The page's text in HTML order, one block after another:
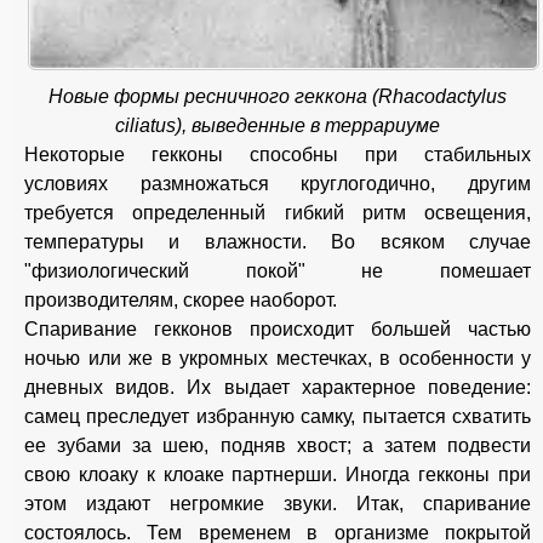
Новые формы ресничного геккона (Rhacodactylus
ciliatus), выведенные в террариуме
Некоторые гекконы способны при стабильных
условиях размножаться круглогодично, другим
требуется определенный гибкий ритм освещения,
температуры и влажности. Во всяком случае
"физиологический покой" не помешает
производителям, скорее наоборот.
Спаривание гекконов происходит большей частью
ночью или же в укромных местечках, в особенности у
дневных видов. Их выдает характерное поведение:
самец преследует избранную самку, пытается схватить
ее зубами за шею, подняв хвост; а затем подвести
свою клоаку к клоаке партнерши. Иногда гекконы при
этом издают негромкие звуки. Итак, спаривание
состоялось. Тем временем в организме покрытой